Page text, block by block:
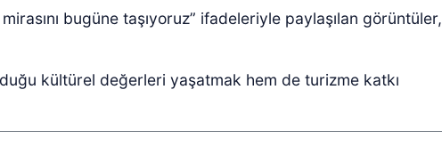
bugüne taşıyoruz” ifadeleriyle paylaşılan görüntüler,
kültürel değerleri yaşatmak hem de turizme katkı